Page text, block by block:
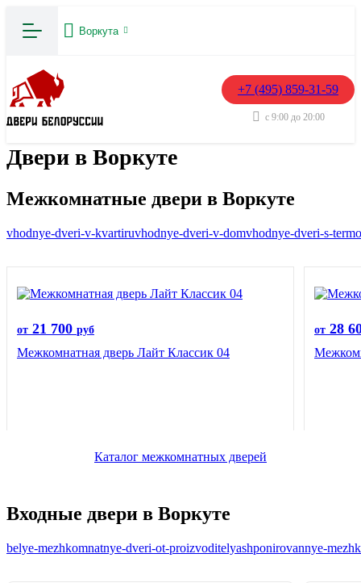
Воркута
+7 (495) 859-31-59
с 9:00 до 20:00
Двери в Воркуте
Межкомнатные двери в Воркуте
vhodnye-dveri-v-kvartiruvhodnye-dveri-v-domvhodnye-dveri-s-
от 21 700 руб
Межкомнатная дверь Лайт Классик 04
от 28
Каталог межкомнатных дверей
Входные двери в Воркуте
belye-mezhkomnatnye-dveri-ot-proizvoditelyashponirovannye-